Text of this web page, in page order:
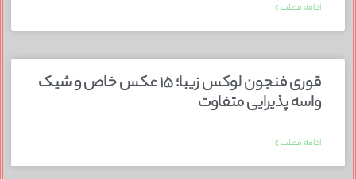
ادامه مطلب »
قوری فنجون لوکس زیبا؛ ۱۵ عکس خاص و شیک
واسه پذیرایی متفاوت
ادامه مطلب »